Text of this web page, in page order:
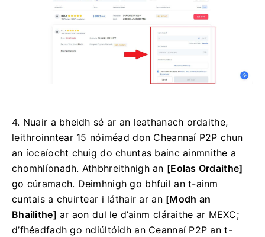
4. Nuair a bheidh sé ar an leathanach ordaithe,
leithroinntear 15 nóiméad don Cheannaí P2P chun
an íocaíocht chuig do chuntas bainc ainmnithe a
chomhlíonadh. Athbhreithnigh an [Eolas Ordaithe]
go cúramach. Deimhnigh go bhfuil an t-ainm
cuntais a chuirtear i láthair ar an [Modh an
Bhailithe] ar aon dul le d’ainm cláraithe ar MEXC;
d’fhéadfadh go ndiúltóidh an Ceannaí P2P an t-